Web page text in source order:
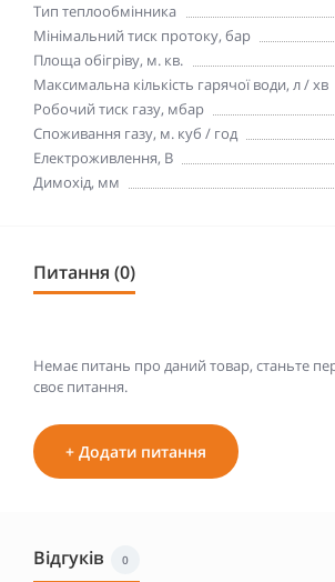
Тип теплообмінника
Мінімальний тиск протоку, бар
Площа обігріву, м. кв.
Максимальна кількість гарячої води, л / хв
Робочий тиск газу, мбар
Споживання газу, м. куб / год
Електроживлення, В
Димохід, мм
Питання (0)
Немає питань про даний товар, станьте
своє питання.
+ Додати питання
Відгуків 0